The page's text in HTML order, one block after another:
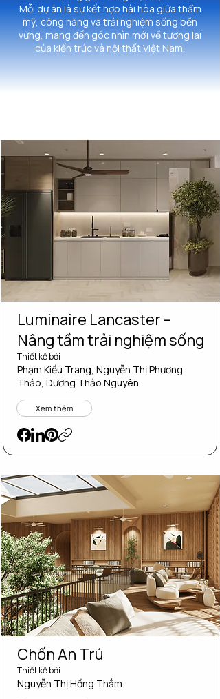
Mỗi dự án là sự kết hợp hài hòa giữa thẩm
mỹ, công năng và trải nghiệm sống bền
vững, mang đến góc nhìn mới về tương lai
của kiến trúc và nội thất Việt Nam.
Luminaire Lancaster –
Nâng tầm trải nghiệm sống
Thiết kể bởi
Phạm Kiều Trang, Nguyễn Thị Phương
Thảo, Dương Thảo Nguyên
Xem thêm
Chốn An Trú
Thiết kể bởi
Nguyễn Thị Hồng Thắm